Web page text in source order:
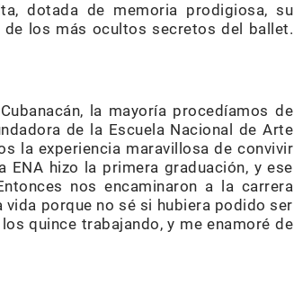
dotada de memoria prodigiosa, su
los más ocultos secretos del ballet.
la mayoría procedíamos de
de la Escuela Nacional de Arte
la experiencia maravillosa de convivir
hizo la primera graduación, y ese
nos encaminaron a la carrera
porque no sé si hubiera podido ser
quince trabajando, y me enamoré de